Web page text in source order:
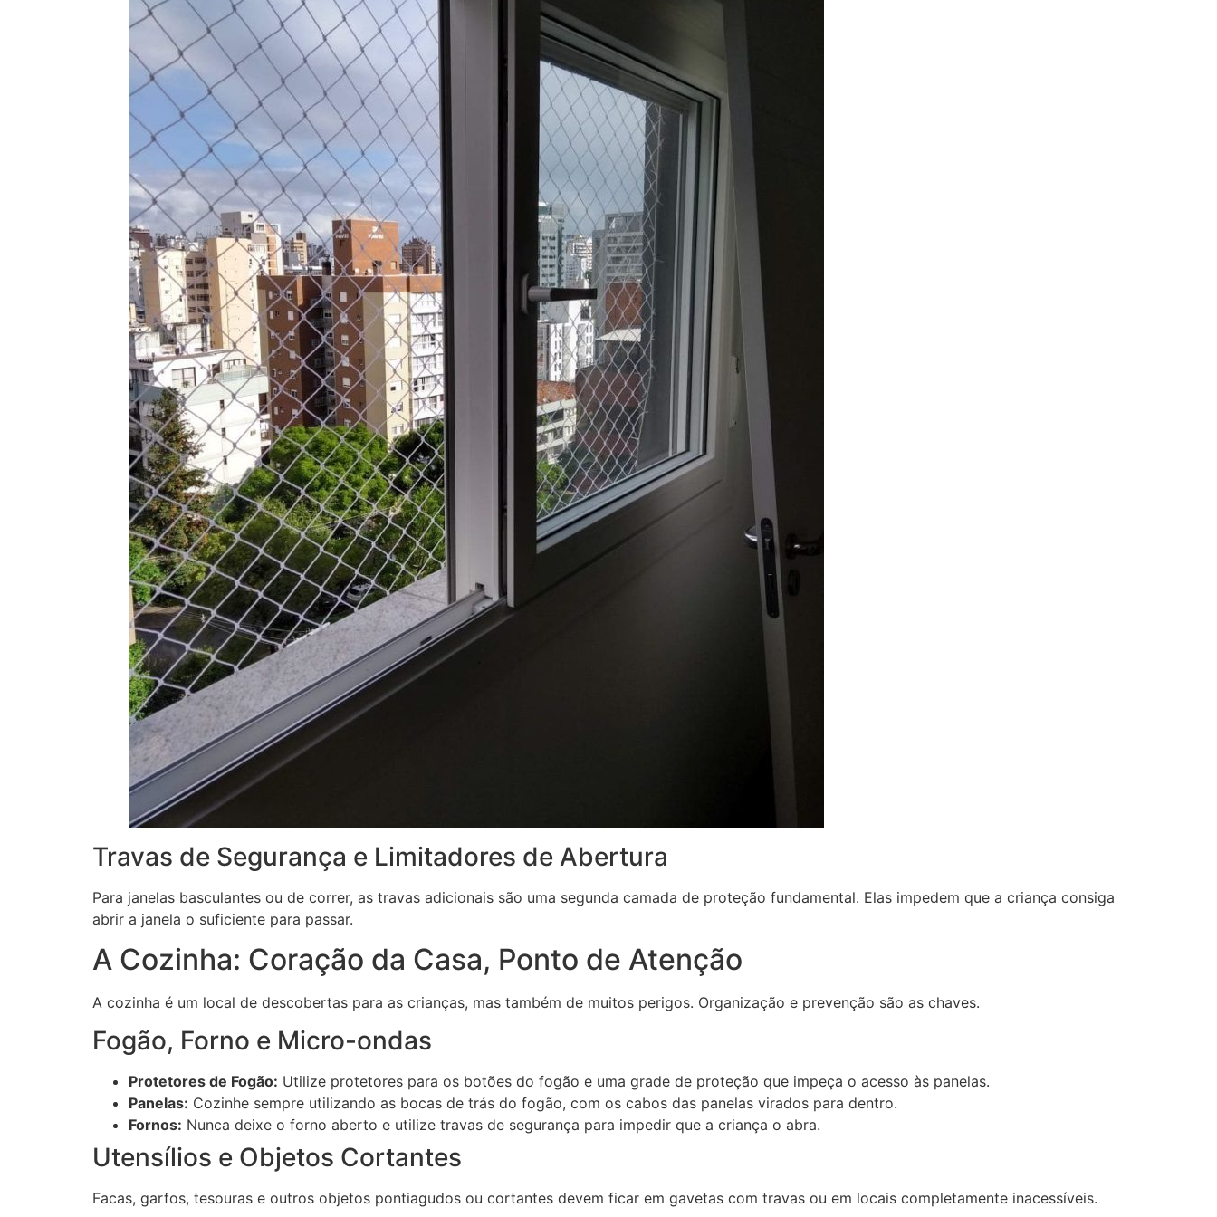
Travas de Segurança e Limitadores de Abertura
Para janelas basculantes ou de correr, as travas adicionais são uma segunda camada de proteção fundamental. Elas impedem que a criança consiga
abrir a janela o suficiente para passar.
A Cozinha: Coração da Casa, Ponto de Atenção
A cozinha é um local de descobertas para as crianças, mas também de muitos perigos. Organização e prevenção são as chaves.
Fogão, Forno e Micro-ondas
Protetores de Fogão: Utilize protetores para os botões do fogão e uma grade de proteção que impeça o acesso às panelas.
Panelas: Cozinhe sempre utilizando as bocas de trás do fogão, com os cabos das panelas virados para dentro.
Fornos: Nunca deixe o forno aberto e utilize travas de segurança para impedir que a criança o abra.
Utensílios e Objetos Cortantes
Facas, garfos, tesouras e outros objetos pontiagudos ou cortantes devem ficar em gavetas com travas ou em locais completamente inacessíveis.